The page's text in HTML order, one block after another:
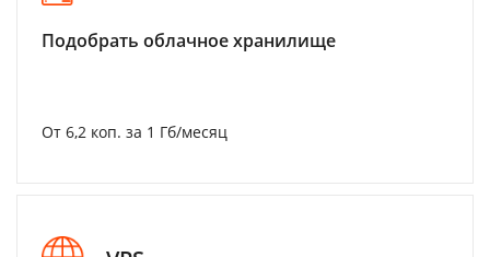
Подобрать облачное хранилище
От 6,2 коп. за 1 Гб/месяц